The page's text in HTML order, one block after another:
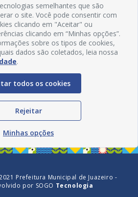
Redes Sociais
Prefeitura Municipal de Juazeiro -
por SOGO Tecnologia
semelhantes que são
o site. Você pode consentir com
clicando em "Aceitar" ou
clicando em “Minhas opções”.
sobre os tipos de cookies,
dados são coletados, leia nossa
.
todos os cookies
Rejeitar
Minhas opções